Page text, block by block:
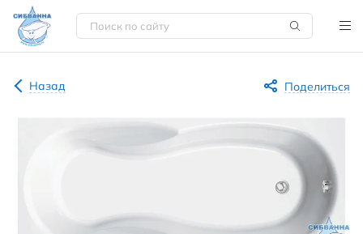
Назад Поделиться